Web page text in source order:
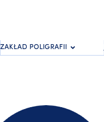
ZAKŁAD POLIGRAFII